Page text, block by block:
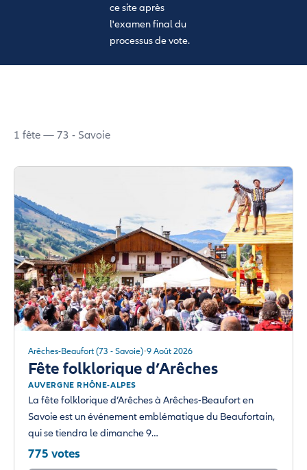
ce site après
l'examen final du
processus de vote.
1 fête — 73 - Savoie
Arêches-Beaufort (73 - Savoie) 9 Août 2026
Fête folklorique d’Arêches
AUVERGNE RHÔNE-ALPES
La fête folklorique d’Arêches à Arêches-Beaufort en
Savoie est un événement emblématique du Beaufortain,
qui se tiendra le dimanche 9…
775 votes